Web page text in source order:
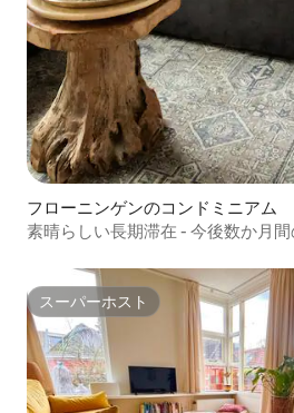
フローニンゲンのコンドミニアム
素晴らしい長期滞在 - 今後数か月
スーパーホスト
スーパーホスト